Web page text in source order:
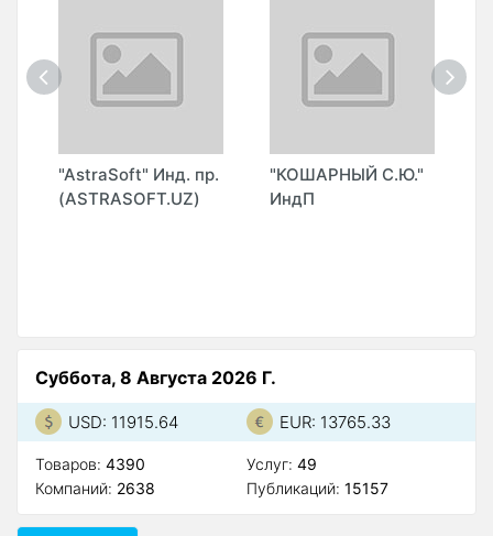
"AstraSoft" Инд. пр.
(ASTRASOFT.UZ)
"КОШАРНЫЙ С.Ю."
ИндП
Суббота, 8 Августа 2026 Г.
USD: 11915.64 EUR: 13765.33
Товаров: 4390
Компаний: 2638
Услуг: 49
Публикаций: 15157